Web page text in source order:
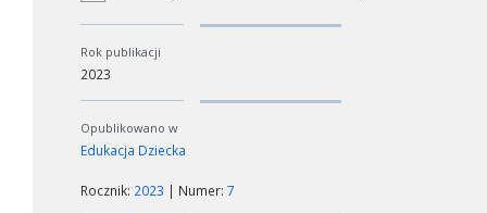
Rok publikacji
2023
Opublikowano w
Edukacja Dziecka
Rocznik: 2023 | Numer: 7